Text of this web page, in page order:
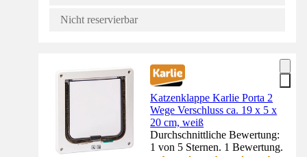
Nicht reservierbar
Katzenklappe Karlie Porta 2
Wege Verschluss ca. 19 x 5 x
20 cm, weiß
Durchschnittliche Bewertung:
1 von 5 Sternen. 1 Bewertung.